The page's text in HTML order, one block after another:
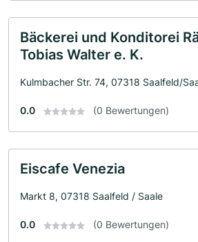
Bäckerei und Konditorei
Tobias Walter e. K.
Kulmbacher Str. 74, 07318 Saalfeld/
0.0 (0 Bewertungen)
Eiscafe Venezia
Markt 8, 07318 Saalfeld / Saale
0.0 (0 Bewertungen)